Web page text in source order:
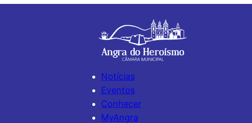
Notícias
Eventos
Conhecer
MyAngra